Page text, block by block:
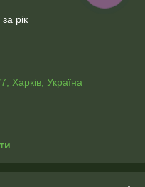
рік
Харків, Україна